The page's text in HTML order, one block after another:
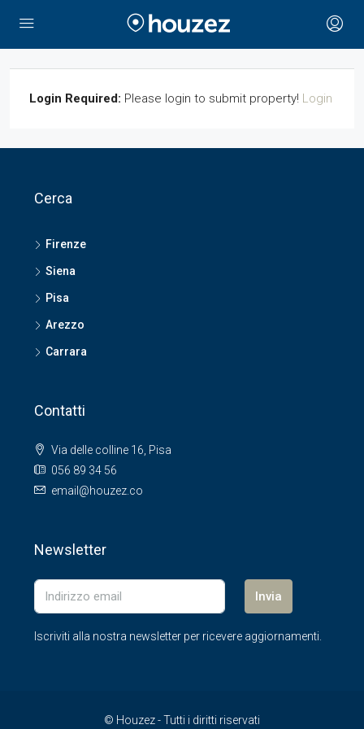
Login Required: Please login to submit property! Login
Cerca
Firenze
Siena
Pisa
Arezzo
Carrara
Contatti
Via delle colline 16, Pisa
056 89 34 56
email@houzez.co
Newsletter
Invia
Iscriviti alla nostra newsletter per ricevere aggiornamenti.
© Houzez - Tutti i diritti riservati